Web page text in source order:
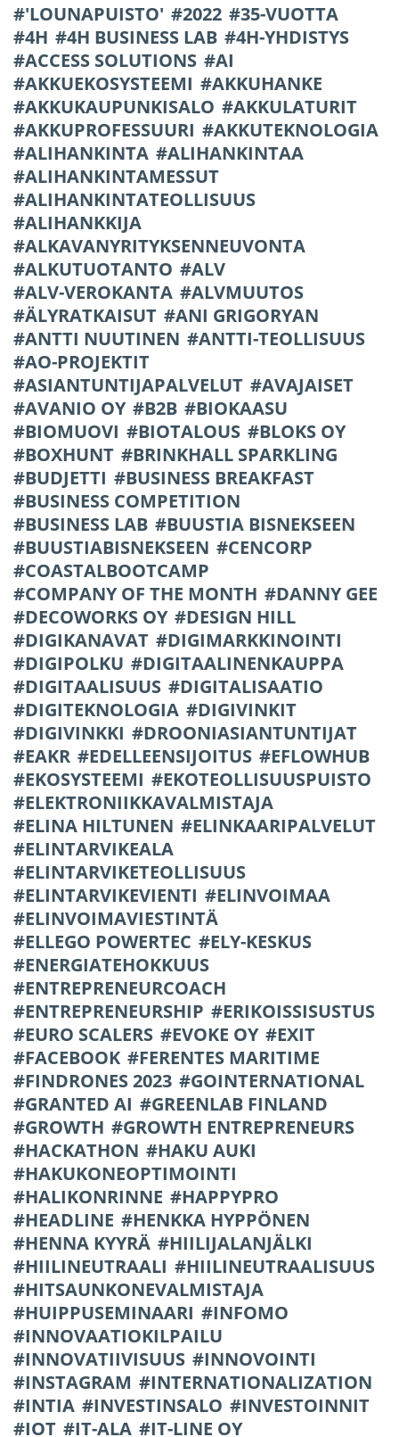
'LOUNAPUISTO' 2022
35-VUOTTA
4H
4H BUSINESS LAB
4H-YHDISTYS
ACCESS SOLUTIONS
AI
AKKUEKOSYSTEEMI
AKKUHANKE
AKKUKAUPUNKISALO
AKKULATURIT
AKKUPROFESSUURI
AKKUTEKNOLOGIA
ALIHANKINTA
ALIHANKINTAA
ALIHANKINTAMESSUT
ALIHANKINTATEOLLISUUS
ALIHANKKIJA
ALKAVANYRITYKSENNEUVONTA
ALKUTUOTANTO
ALV
ALV-VEROKANTA
ALVMUUTOS
ÄLYRATKAISUT
ANI GRIGORYAN
ANTTI NUUTINEN
ANTTI-TEOLLISUUS
AO-PROJEKTIT
ASIANTUNTIJAPALVELUT
AVAJAISET
AVANIO OY
B2B
BIOKAASU
BIOMUOVI
BIOTALOUS
BLOKS OY
BOXHUNT
BRINKHALL SPARKLING
BUDJETTI
BUSINESS BREAKFAST
BUSINESS COMPETITION
BUSINESS LAB
BUUSTIA BISNEKSEEN
BUUSTIABISNEKSEEN
CENCORP
COASTALBOOTCAMP
COMPANY OF THE MONTH
DANNY GEE
DECOWORKS OY
DESIGN HILL
DIGIKANAVAT
DIGIMARKKINOINTI
DIGIPOLKU
DIGITAALINENKAUPPA
DIGITAALISUUS
DIGITALISAATIO
DIGITEKNOLOGIA
DIGIVINKIT
DIGIVINKKI
DROONIASIANTUNTIJAT
EAKR
EDELLEENSIJOITUS
EFLOWHUB
EKOSYSTEEMI
EKOTEOLLISUUSPUISTO
ELEKTRONIIKKAVALMISTAJA
ELINA HILTUNEN
ELINKAARIPALVELUT
ELINTARVIKEALA
ELINTARVIKETEOLLISUUS
ELINTARVIKEVIENTI
ELINVOIMAA
ELINVOIMAVIESTINTÄ
ELLEGO POWERTEC
ELY-KESKUS
ENERGIATEHOKKUUS
ENTREPRENEURCOACH
ENTREPRENEURSHIP
ERIKOISSISUSTUS
EURO SCALERS
EVOKE OY
EXIT
FACEBOOK
FERENTES MARITIME
FINDRONES 2023
GOINTERNATIONAL
GRANTED AI
GREENLAB FINLAND
GROWTH
GROWTH ENTREPRENEURS
HACKATHON
HAKU AUKI
HAKUKONEOPTIMOINTI
HALIKONRINNE
HAPPYPRO
HEADLINE
HENKKA HYPPÖNEN
HENNA KYYRÄ
HIILIJALANJÄLKI
HIILINEUTRAALI
HIILINEUTRAALISUUS
HITSAUNKONEVALMISTAJA
HUIPPUSEMINAARI
INFOMO
INNOVAATIOKILPAILU
INNOVATIIVISUUS
INNOVOINTI
INSTAGRAM
INTERNATIONALIZATION
INTIA
INVESTINSALO
INVESTOINNIT
IOT
IT-ALA IT-LINE OY